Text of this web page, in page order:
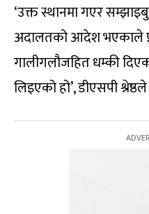
‘उक्त स्थानमा गएर
अदालतको आदेश भएकाले
गालीगलौजहित धम्की
लिइएको हो’, डीएसपी